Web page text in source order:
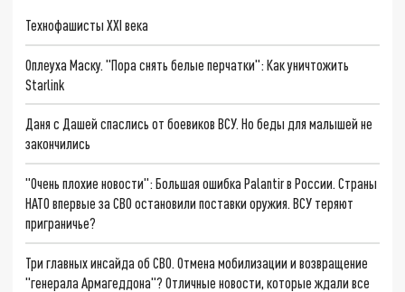
Технофашисты XXI века
Оплеуха Маску. "Пора снять белые перчатки": Как уничтожить
Starlink
Даня с Дашей спаслись от боевиков ВСУ. Но беды для малышей не
закончились
"Очень плохие новости": Большая ошибка Palantir в России. Страны
НАТО впервые за СВО остановили поставки оружия. ВСУ теряют
приграничье?
Три главных инсайда об СВО. Отмена мобилизации и возвращение
"генерала Армагеддона"? Отличные новости, которые ждали все